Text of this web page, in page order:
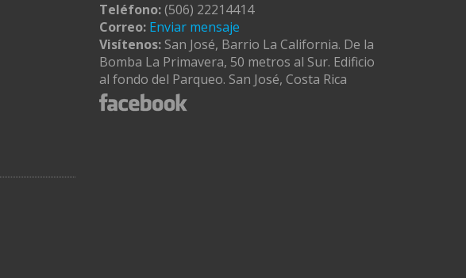
Teléfono:(506) 22214414
Correo: Enviar mensaje
Visítenos: San José, Barrio La California. De la
Bomba La Primavera, 50 metros al Sur. Edificio
al fondo del Parqueo. San José, Costa Rica